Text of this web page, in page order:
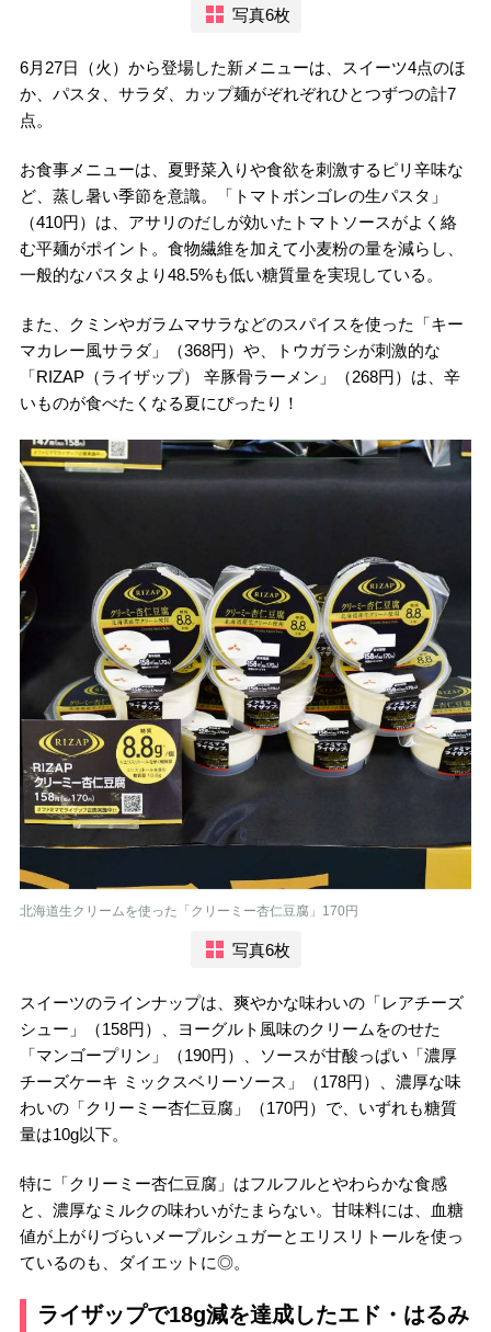
写真6枚
6月27日（火）から登場した新メニューは、スイーツ4点のほ
か、パスタ、サラダ、カップ麺がぞれぞれひとつずつの計7
点。
お食事メニューは、夏野菜入りや食欲を刺激するピリ辛味な
ど、蒸し暑い季節を意識。「トマトボンゴレの生パスタ」
（410円）は、アサリのだしが効いたトマトソースがよく絡
む平麺がポイント。食物繊維を加えて小麦粉の量を減らし、
一般的なパスタより48.5%も低い糖質量を実現している。
また、クミンやガラムマサラなどのスパイスを使った「キー
マカレー風サラダ」（368円）や、トウガラシが刺激的な
「RIZAP（ライザップ） 辛豚骨ラーメン」（268円）は、辛
いものが食べたくなる夏にぴったり！
北海道生クリームを使った「クリーミー杏仁豆腐」170円
写真6枚
スイーツのラインナップは、爽やかな味わいの「レアチーズ
シュー」（158円）、ヨーグルト風味のクリームをのせた
「マンゴープリン」（190円）、ソースが甘酸っぱい「濃厚
チーズケーキ ミックスベリーソース」（178円）、濃厚な味
わいの「クリーミー杏仁豆腐」（170円）で、いずれも糖質
量は10g以下。
特に「クリーミー杏仁豆腐」はフルフルとやわらかな食感
と、濃厚なミルクの味わいがたまらない。甘味料には、血糖
値が上がりづらいメープルシュガーとエリスリトールを使っ
ているのも、ダイエットに◎。
ライザップで18g減を達成したエド・はるみ